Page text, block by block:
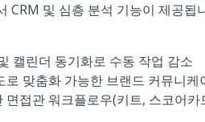
CRM 및 심층 분석 기능이 제공됩
캘린더 동기화로 수동 작업 감소
로 맞춤화 가능한 브랜드 커뮤니케
면접관 워크플로우(키트, 스코어카